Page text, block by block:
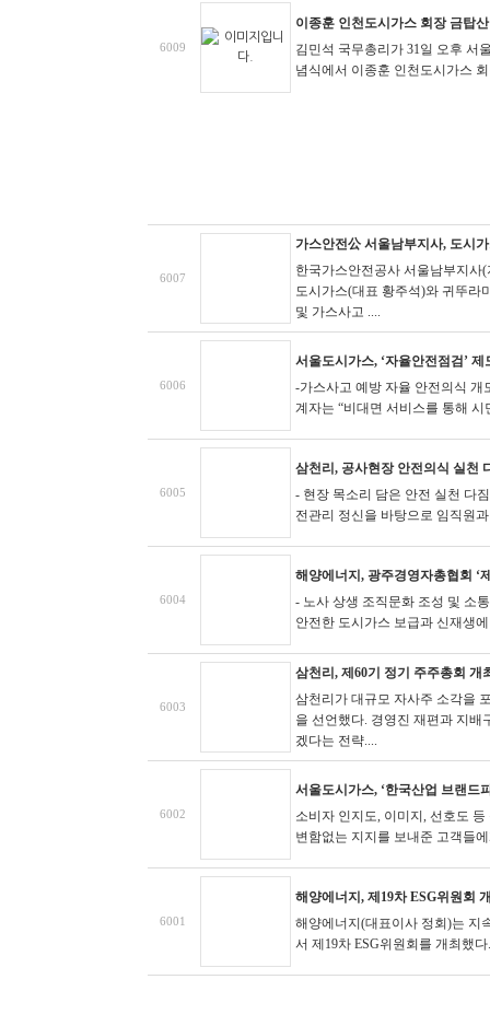
6009
이종훈 인천도시가스 회장 금탑
김민석 국무총리가 31일 오후 서
념식에서 이종훈 인천도시가스
6007
가스안전公 서울남부지사, 도시
한국가스안전공사 서울남부지사
도시가스(대표 황주석)와 귀뚜라
및 가스사고 ....
6006
서울도시가스, ‘자율안전점검’
-가스사고 예방 자율 안전의식
계자는 “비대면 서비스를 통해
6005
삼천리, 공사현장 안전의식 실천
- 현장 목소리 담은 안전 실천 다
전관리 정신을 바탕으로 임직원
6004
해양에너지, 광주경영자총협회 ‘
- 노사 상생 조직문화 조성 및 소
안전한 도시가스 보급과 신재생
6003
삼천리, 제60기 정기 주주총회 개
삼천리가 대규모 자사주 소각을
을 선언했다. 경영진 재편과 지배
겠다는 전략....
6002
서울도시가스, ‘한국산업 브랜드
소비자 인지도, 이미지, 선호도
변함없는 지지를 보내준 고객들
6001
해양에너지, 제19차 ESG위원회
해양에너지(대표이사 정회)는 지
서 제19차 ESG위원회를 개최했